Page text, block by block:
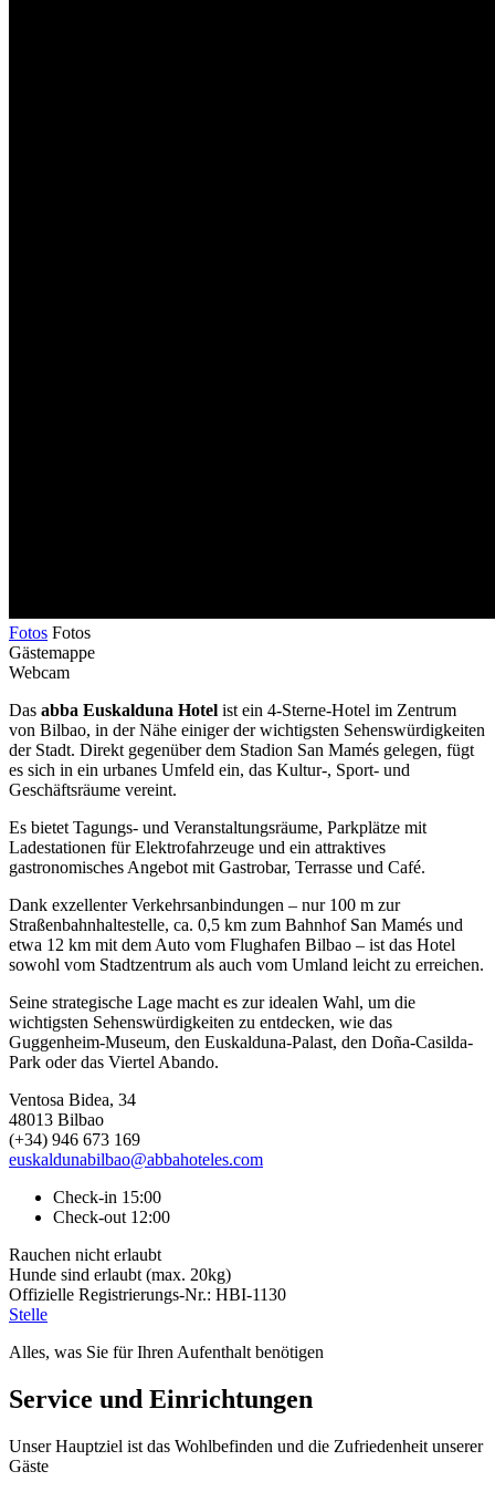
Fotos Fotos
Gästemappe
Webcam
Das abba Euskalduna Hotel ist ein 4-Sterne-Hotel im Zentrum
von Bilbao, in der Nähe einiger der wichtigsten Sehenswürdigkeiten
der Stadt. Direkt gegenüber dem Stadion San Mamés gelegen, fügt
es sich in ein urbanes Umfeld ein, das Kultur-, Sport- und
Geschäftsräume vereint.
Es bietet Tagungs- und Veranstaltungsräume, Parkplätze mit
Ladestationen für Elektrofahrzeuge und ein attraktives
gastronomisches Angebot mit Gastrobar, Terrasse und Café.
Dank exzellenter Verkehrsanbindungen – nur 100 m zur
Straßenbahnhaltestelle, ca. 0,5 km zum Bahnhof San Mamés und
etwa 12 km mit dem Auto vom Flughafen Bilbao – ist das Hotel
sowohl vom Stadtzentrum als auch vom Umland leicht zu erreichen.
Seine strategische Lage macht es zur idealen Wahl, um die
wichtigsten Sehenswürdigkeiten zu entdecken, wie das
Guggenheim-Museum, den Euskalduna-Palast, den Doña-Casilda-
Park oder das Viertel Abando.
Ventosa Bidea, 34
48013 Bilbao
(+34) 946 673 169
euskaldunabilbao@abbahoteles.com
Check-in 15:00
Check-out 12:00
Rauchen nicht erlaubt
Hunde sind erlaubt (max. 20kg)
Offizielle Registrierungs-Nr.: HBI-1130
Stelle
Alles, was Sie für Ihren Aufenthalt benötigen
Service und Einrichtungen
Unser Hauptziel ist das Wohlbefinden und die Zufriedenheit unserer
Gäste